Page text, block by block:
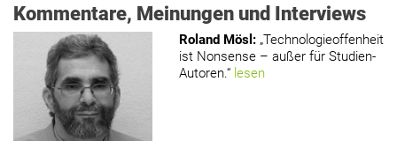
Kommentare, Meinungen und Interviews
Roland Mösl : „Technologieoffenheit
ist Nonsense – außer für Studien-
Autoren.“ lesen